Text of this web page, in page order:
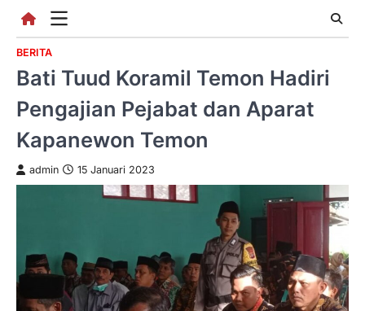
content
BERITA
Bati Tuud Koramil Temon Hadiri
Pengajian Pejabat dan Aparat
Kapanewon Temon
admin 15 Januari 2023